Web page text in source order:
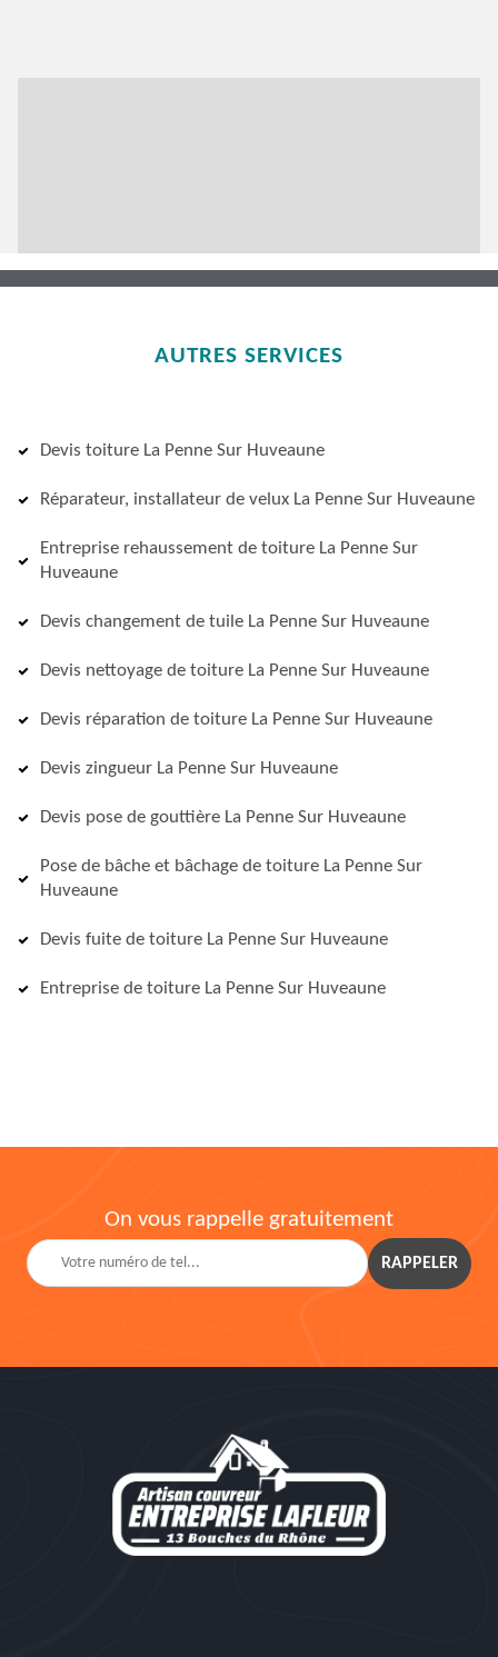
AUTRES SERVICES
Devis toiture La Penne Sur Huveaune
Réparateur, installateur de velux La Penne Sur Huveaune
Entreprise rehaussement de toiture La Penne Sur
Huveaune
Devis changement de tuile La Penne Sur Huveaune
Devis nettoyage de toiture La Penne Sur Huveaune
Devis réparation de toiture La Penne Sur Huveaune
Devis zingueur La Penne Sur Huveaune
Devis pose de gouttière La Penne Sur Huveaune
Pose de bâche et bâchage de toiture La Penne Sur
Huveaune
Devis fuite de toiture La Penne Sur Huveaune
Entreprise de toiture La Penne Sur Huveaune
On vous rappelle gratuitement